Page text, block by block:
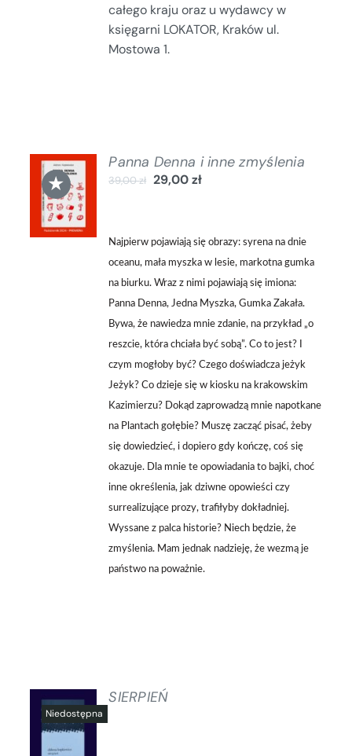
całego kraju oraz u wydawcy w
księgarni LOKATOR, Kraków ul.
Mostowa 1.
★
DODAJ
DO
KOSZYKA
/
SZCZEGÓŁY
Panna Denna i inne zmyślenia
39,00zł 29,00zł
Najpierw pojawiają się obrazy: syrena na dnie
oceanu, mała myszka w lesie, markotna gumka
na biurku. Wraz z nimi pojawiają się imiona:
Panna Denna, Jedna Myszka, Gumka Zakała.
Bywa, że nawiedza mnie zdanie, na przykład „o
reszcie, która chciała być sobą”. Co to jest? I
czym mogłoby być? Czego doświadcza jeżyk
Jeżyk? Co dzieje się w kiosku na krakowskim
Kazimierzu? Dokąd zaprowadzą mnie napotkane
na Plantach gołębie? Muszę zacząć pisać, żeby
się dowiedzieć, i dopiero gdy kończę, coś się
okazuje. Dla mnie te opowiadania to bajki, choć
inne określenia, jak dziwne opowieści czy
surrealizujące prozy, trafiłyby dokładniej.
Wyssane z palca historie? Niech będzie, że
zmyślenia. Mam jednak nadzieję, że wezmą je
państwo na poważnie.
SZCZEGÓŁY
SIERPIEŃ